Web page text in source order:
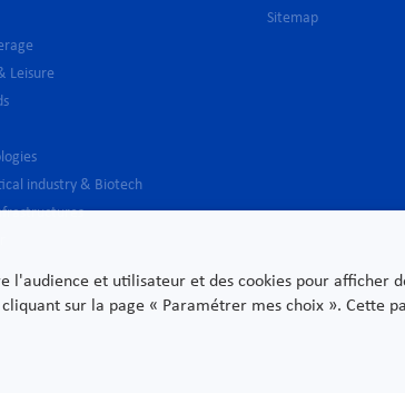
Leisure
industry & Biotech
Sitemap
l'audience et utilisateur et des cookies pour afficher
sur la page « Paramétrer mes choix ». Cette